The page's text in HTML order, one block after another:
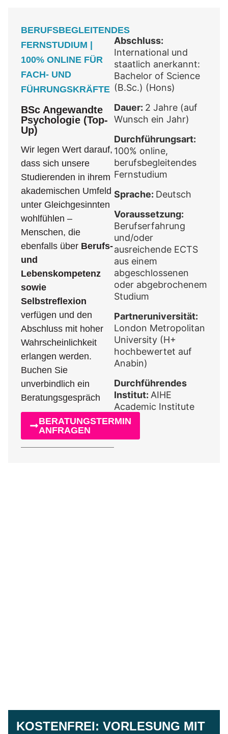
BERUFSBEGLEITENDES
FERNSTUDIUM |
100% ONLINE FÜR
FACH- UND
FÜHRUNGSKRÄFTE
BSc Angewandte
Psychologie (Top-
Up)
Wir legen Wert darauf,
dass sich unsere
Studierenden in ihrem
akademischen Umfeld
unter Gleichgesinnten
wohlfühlen –
Menschen, die
ebenfalls über Berufs-
und
Lebenskompetenz
sowie
Selbstreflexion
verfügen und den
Abschluss mit hoher
Wahrscheinlichkeit
erlangen werden.
Buchen Sie
unverbindlich ein
Beratungsgespräch
BERATUNGSTERMIN
ANFRAGEN
Abschluss:
International und
staatlich anerkannt:
Bachelor of Science
(B.Sc.) (Hons)
Dauer: 2 Jahre (auf
Wunsch ein Jahr)
Durchführungsart:
100% online,
berufsbegleitendes
Fernstudium
Sprache: Deutsch
Voraussetzung:
Berufserfahrung
und/oder
ausreichende ECTS
aus einem
abgeschlossenen
oder abgebrochenem
Studium
Partneruniversität:
London Metropolitan
University (H+
hochbewertet auf
Anabin)
Durchführendes
Institut: AIHE
Academic Institute
KOSTENFREI: VORLESUNG MIT